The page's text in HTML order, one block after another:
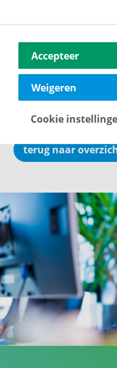
notaris (bij voorkeur
ruimtes leeg en
warmtepomp, boiler,
en afvoeren niet
compleet zijn,
achtergebleven en
terug naar
Accepteer
Weigeren
Cookie